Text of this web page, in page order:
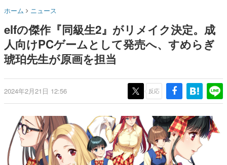
ゲームに多大な影響を受けた作家さんに取材し、ゲームが
日本のコンテンツ産業やカルチャーに与えた影響を探る企
画です。
日本モバイルゲーム産業史
日本のモバイルゲーム史における主要なトピック・タイト
ルを網羅するほか、開発者へのインタビューや識者による
若ゲのいたり〜ゲームクリエイターの青春〜
『うつヌケ』『ペンと箸』等で知られるマンガ家・田中圭
一先生によるゲーム業界レポートマンガです。
なんでゲームは面白い？
ゲーム開発者・hamatsu氏がゲームの魅力を画面や操作の
具体的な形から解き明かしていく、硬派で骨太な評論連載
です。
ツやコインケース、アクキーな
に発売したグッズの再販も
ー？＾＾」暗黒微笑の夢女子
や、萌え声不思議ちゃん女子と
青春を謳歌
ホーム ニュース
elfの傑作『同級生2』がリメイク決定。成
人向けPCゲームとして発売へ、すめらぎ
琥珀先生が原画を担当
2024年2月21日 12:56 反応